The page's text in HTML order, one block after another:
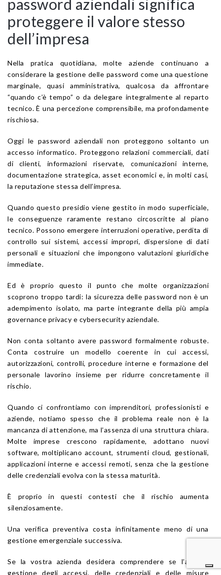
password aziendali significa
proteggere il valore stesso
dell’impresa
Nella pratica quotidiana, molte aziende continuano a
considerare la gestione delle password come una questione
marginale, quasi amministrativa, qualcosa da affrontare
“quando c’è tempo” o da delegare integralmente al reparto
tecnico. È una percezione comprensibile, ma profondamente
rischiosa.
Oggi le password aziendali non proteggono soltanto un
accesso informatico. Proteggono relazioni commerciali, dati
di clienti, informazioni riservate, comunicazioni interne,
documentazione strategica, asset economici e, in molti casi,
la reputazione stessa dell’impresa.
Quando questo presidio viene gestito in modo superficiale,
le conseguenze raramente restano circoscritte al piano
tecnico. Possono emergere interruzioni operative, perdita di
controllo sui sistemi, accessi impropri, dispersione di dati
personali e situazioni che impongono valutazioni giuridiche
immediate.
Ed è proprio questo il punto che molte organizzazioni
scoprono troppo tardi: la sicurezza delle password non è un
adempimento isolato, ma parte integrante della più ampia
governance privacy e cybersecurity aziendale.
Non conta soltanto avere password formalmente robuste.
Conta costruire un modello coerente in cui accessi,
autorizzazioni, controlli, procedure interne e formazione del
personale lavorino insieme per ridurre concretamente il
rischio.
Quando ci confrontiamo con imprenditori, professionisti e
aziende, notiamo spesso che il problema reale non è la
mancanza di attenzione, ma l’assenza di una struttura chiara.
Molte imprese crescono rapidamente, adottano nuovi
software, moltiplicano account, strumenti cloud, gestionali,
applicazioni interne e accessi remoti, senza che la gestione
delle credenziali evolva con la stessa maturità.
È proprio in questi contesti che il rischio aumenta
silenziosamente.
Una verifica preventiva costa infinitamente meno di una
gestione emergenziale successiva.
Se la vostra azienda desidera comprendere se l’attuale
gestione degli accessi, delle credenziali e delle misure